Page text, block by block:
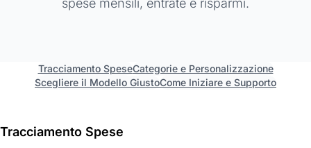
spese mensili, entrate e risparmi.
Tracciamento SpeseCategorie e Personalizzazione
Scegliere il Modello GiustoCome Iniziare e Supporto
Tracciamento Spese